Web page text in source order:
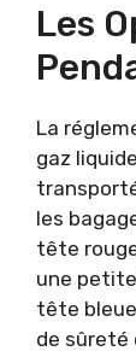
Les
La
gaz
les
tête
une
tête
de sûreté